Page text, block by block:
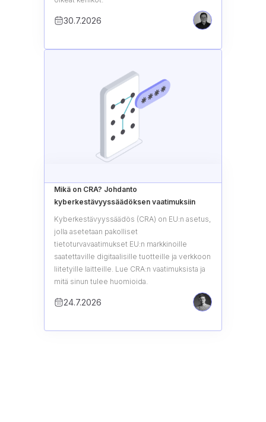
30.7.2026
Mikä on CRA? Johdanto
kyberkestävyyssäädöksen vaatimuksiin
Kyberkestävyyssäädös (CRA) on EU:n asetus,
jolla asetetaan pakolliset
tietoturvavaatimukset EU:n markkinoille
saatettaville digitaalisille tuotteille ja verkkoon
liitetyille laitteille. Lue CRA:n vaatimuksista ja
mitä sinun tulee huomioida.
24.7.2026